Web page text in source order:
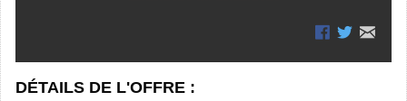
DÉTAILS DE L'OFFRE :